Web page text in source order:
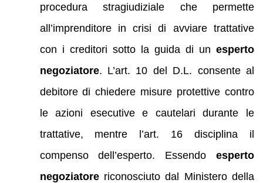
procedura stragiudiziale che permette
all’imprenditore in crisi di avviare trattative
con i creditori sotto la guida di un esperto
negoziatore. L’art. 10 del D.L. consente al
debitore di chiedere misure protettive contro
le azioni esecutive e cautelari durante le
trattative, mentre l’art. 16 disciplina il
compenso dell’esperto. Essendo esperto
negoziatorericonosciuto dal Ministero della